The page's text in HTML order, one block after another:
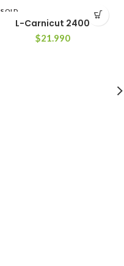
SOLD
L-Carnicut 2400
$21.990